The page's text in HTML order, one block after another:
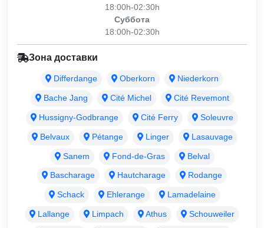
18:00h-02:30h
Суббота
18:00h-02:30h
Зона доставки
Differdange Oberkorn Niederkorn
Bache Jang Cité Michel Cité Revemont
Hussigny-Godbrange Cité Ferry Soleuvre
Belvaux Pétange Linger Lasauvage
Sanem Fond-de-Gras Belval
Bascharage Hautcharage Rodange
Schack Ehlerange Lamadelaine
Lallange Limpach Athus Schouweiler